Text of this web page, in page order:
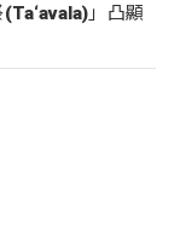
」凸顯